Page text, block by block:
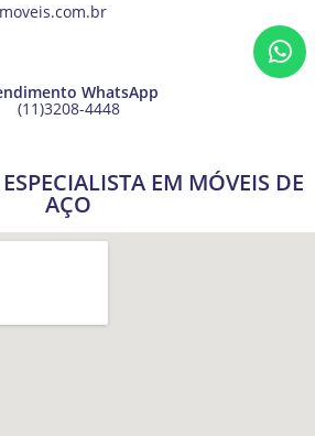
WhatsApp
(11)3208-4448
EM MÓVEIS DE
AÇO